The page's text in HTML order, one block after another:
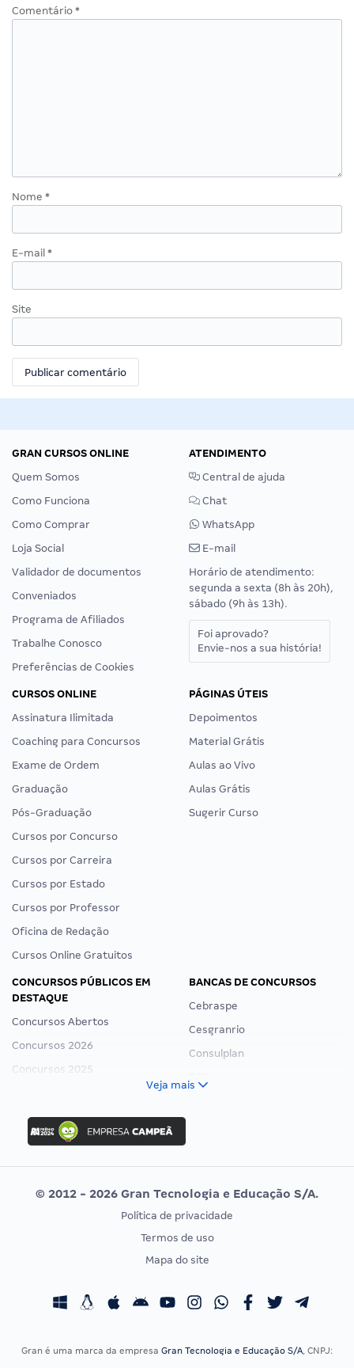
Comentário *
Nome *
E-mail *
Site
GRAN CURSOS ONLINE
Quem Somos
Como Funciona
Como Comprar
Loja Social
Validador de documentos
Conveniados
Programa de Afiliados
Trabalhe Conosco
Preferências de Cookies
ATENDIMENTO
Central de ajuda
Chat
WhatsApp
E-mail
Horário de atendimento:
segunda a sexta (8h às 20h),
sábado (9h às 13h).
Foi aprovado?
Envie-nos a sua história!
CURSOS ONLINE
Assinatura Ilimitada
Coaching para Concursos
Exame de Ordem
Graduação
Pós-Graduação
Cursos por Concurso
Cursos por Carreira
Cursos por Estado
Cursos por Professor
Oficina de Redação
Cursos Online Gratuitos
PÁGINAS ÚTEIS
Depoimentos
Material Grátis
Aulas ao Vivo
Aulas Grátis
Sugerir Curso
CONCURSOS PÚBLICOS EM
DESTAQUE
Concursos Abertos
Concursos 2026
Concursos 2025
Concurso Ibama
Concurso MPU
Editais publicados
BANCAS DE CONCURSOS
Cebraspe
Cesgranrio
Consulplan
Vunesp
CONCURSOS POR PROFISSÃO
Concursos Fiscais
EXAME DE ORDEM
Calendário OAB
Veja mais
© 2012 - 2026 Gran Tecnologia e Educação S/A.
Política de privacidade
Termos de uso
Mapa do site
Gran é uma marca da empresa Gran Tecnologia e Educação S/A, CNPJ: